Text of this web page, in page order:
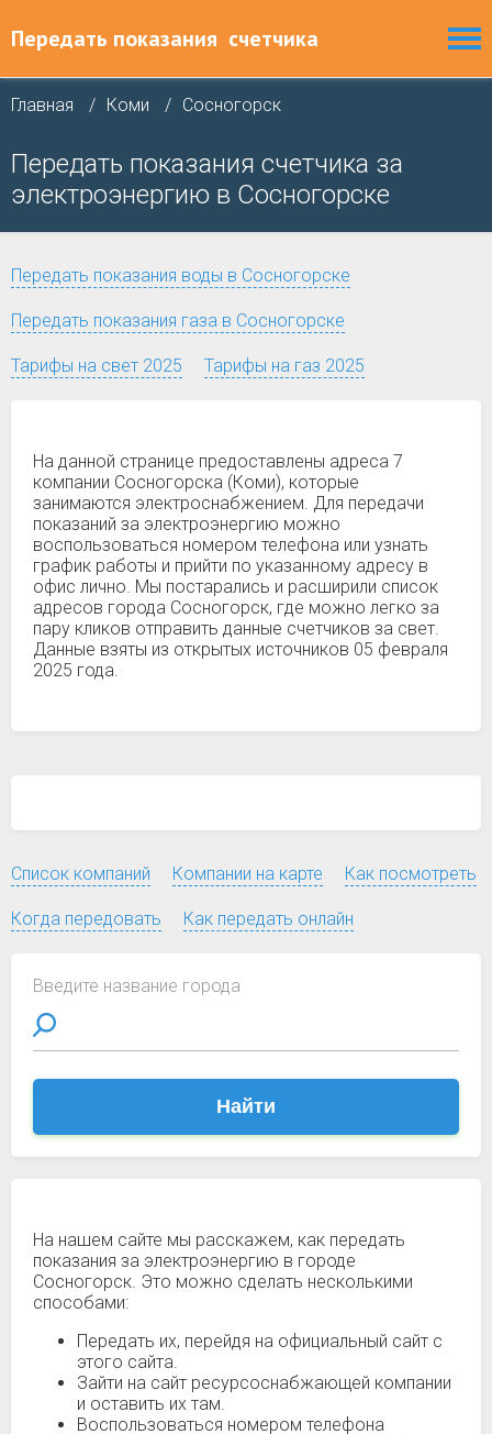
Передать показания счетчика
Главная Коми Сосногорск
Передать показания счетчика за
электроэнергию в Сосногорске
Передать показания воды в Сосногорске
Передать показания газа в Сосногорске
Тарифы на свет 2025 Тарифы на газ 2025
На данной странице предоставлены адреса 7
компании Сосногорска (Коми), которые
занимаются электроснабжением. Для передачи
показаний за электроэнергию можно
воспользоваться номером телефона или узнать
график работы и прийти по указанному адресу в
офис лично. Мы постарались и расширили список
адресов города Сосногорск, где можно легко за
пару кликов отправить данные счетчиков за свет.
Данные взяты из открытых источников 05 февраля
2025 года.
Список компаний Компании на карте Как посмотреть
Когда передовать Как передать онлайн
Введите название города
Найти
На нашем сайте мы расскажем, как передать
показания за электроэнергию в городе
Сосногорск. Это можно сделать несколькими
способами:
Передать их, перейдя на официальный сайт с
этого сайта.
Зайти на сайт ресурсоснабжающей компании
и оставить их там.
Воспользоваться номером телефона